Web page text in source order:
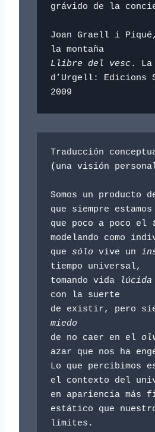
grávido de la
Joan Graell i
Llibre del vesc. La
d’Urgell: Edicions
Traducción
(una visión
Somos un producto
que siempre
que poco a poco el
modelando como
que sólo vive un
tiempo universal,
tomando vida
lúcida
con la suerte
miedo
de no caer en el
azar que nos ha
Lo que percibimos
el contexto del
en apariencia más
estático que
límites.